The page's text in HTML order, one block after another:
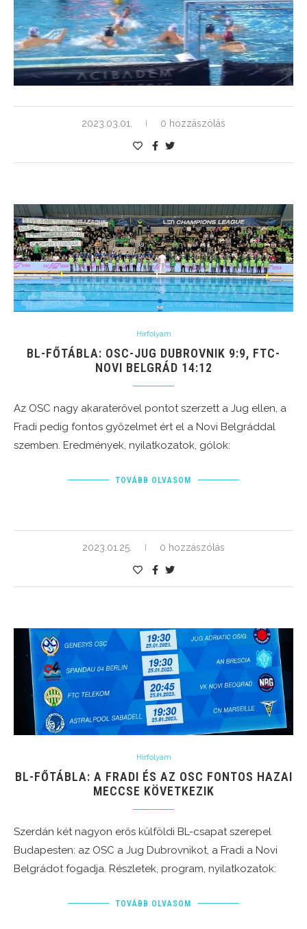
2023.03.01. 0 hozzászólás
Hírfolyam
BL-FŐTÁBLA: OSC-JUG DUBROVNIK 9:9, FTC-
NOVI BELGRÁD 14:12
Az OSC nagy akaraterővel pontot szerzett a Jug ellen, a
Fradi pedig fontos győzelmet ért el a Novi Belgráddal
szemben. Eredmények, nyilatkozatok, gólok:
TOVÁBB OLVASOM
2023.01.25. 0 hozzászólás
Hírfolyam
BL-FŐTÁBLA: A FRADI ÉS AZ OSC FONTOS HAZAI
MECCSE KÖVETKEZIK
Szerdán két nagyon erős külföldi BL-csapat szerepel
Budapesten: az OSC a Jug Dubrovnikot, a Fradi a Novi
Belgrádot fogadja. Részletek, program, nyilatkozatok:
TOVÁBB OLVASOM